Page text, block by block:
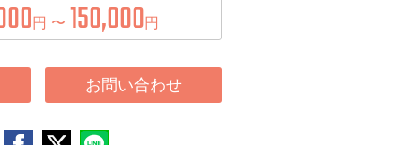
円 〜 150,000円
お問い合わせ